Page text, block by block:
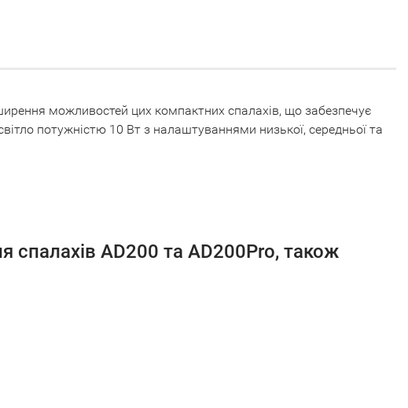
можливостей цих компактних спалахів, що забезпечує
потужністю 10 Вт з налаштуваннями низької, середньої та
спалахів AD200 та AD200Pro, також